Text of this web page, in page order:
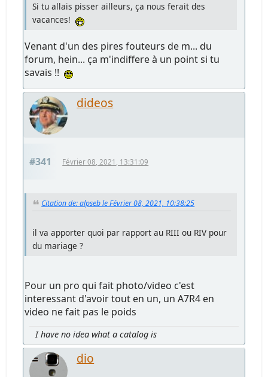
Si tu allais pisser ailleurs, ça nous ferait des
vacances!
Venant d'un des pires fouteurs de m... du
forum, hein... ça m'indiffere à un point si tu
savais !!
dideos
#341 Février 08, 2021, 13:31:09
Citation de: alpseb le Février 08, 2021, 10:38:25
il va apporter quoi par rapport au RIII ou RIV pour
du mariage ?
Pour un pro qui fait photo/video c'est
interessant d'avoir tout en un, un A7R4 en
video ne fait pas le poids
I have no idea what a catalog is
dio